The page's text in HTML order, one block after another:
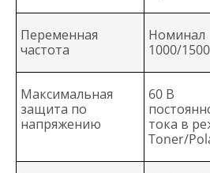
Переменная
частота
Номинал
1000/
Максимальная
защита по
напряжению
60 В
тока в
Toner/